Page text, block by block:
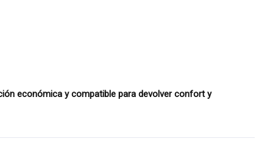
económica y compatible para devolver confort y